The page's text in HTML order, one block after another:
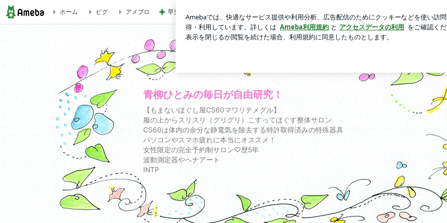
CS60お客様のお声 | 青柳ひとみの毎日が自由研究！
ホーム ピグ アメブロ 早見優 大切な人と浴衣で夏の夜 ログ
青柳ひとみの毎日が自由研究！
【もまないほぐし屋CS60マワリテメグル】
服の上からスリスリ（グリグリ）こすってほぐす整体サロン
CS60は体内の余分な静電気を除去する特許取得済みの特殊器具
パソコンやスマホ疲れに本当にオススメ！
女性限定の完全予約制サロン♡歴5年
波動測定器やヘナアート
INTP